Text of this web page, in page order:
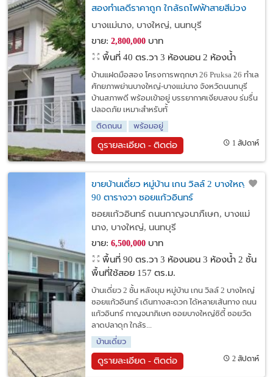
สองทำเลดีราคาถูก ใกล้รถไฟฟ้าสายสีม่วง
เหมาะอยู่อาศัยและลงทุน
บางแม่นาง, บางใหญ่, นนทบุรี
ขาย: 2,800,000บาท
พื้นที่ 40 ตร.วา 3 ห้องนอน 2 ห้องน้ำ
บ้านแฝดมือสอง โครงการพฤกษา 26 Pruksa 26 ทำเล
ศักยภาพย่านบางใหญ่-บางแม่นาง จังหวัดนนทบุรี
บ้านสภาพดี พร้อมเข้าอยู่ บรรยากาศเงียบสงบ ร่มรื่น
ปลอดภัย เหมาะสำหรับทั้
ติดถนน
พร้อมอยู่
ดูรายละเอียด - ติดต่อ 1 สัปดาห์
ขายบ้านเดี่ยว หมู่บ้าน เกน วิลล์ 2 บางใหญ่
90 ตารางวา ซอยแก้วอินทร์
ซอยแก้วอินทร์ ถนนกาญจนาภืเษก, บางแม่
นาง, บางใหญ่, นนทบุรี
ขาย: 6,500,000บาท
พื้นที่ 90 ตร.วา 3 ห้องนอน 3 ห้องน้ำ 2 ชั้น
พื้นที่ใช้สอย 157 ตร.ม.
บ้านเดี่ยว 2 ชั้น หลังมุม หมู่บ้าน เกน วิลล์ 2 บางใหญ่
ซอยแก้วอินทร์ เดินทางสะดวก ได้หลายเส้นทาง ถนน
แก้วอินทร์ กาญจนาภิเษก ซอยบางใหญ่ซิตี้ ซอยวัด
ลาดปลาดุก ใกล้ร...
บ้านเดี่ยว
ดูรายละเอียด - ติดต่อ 2 สัปดาห์